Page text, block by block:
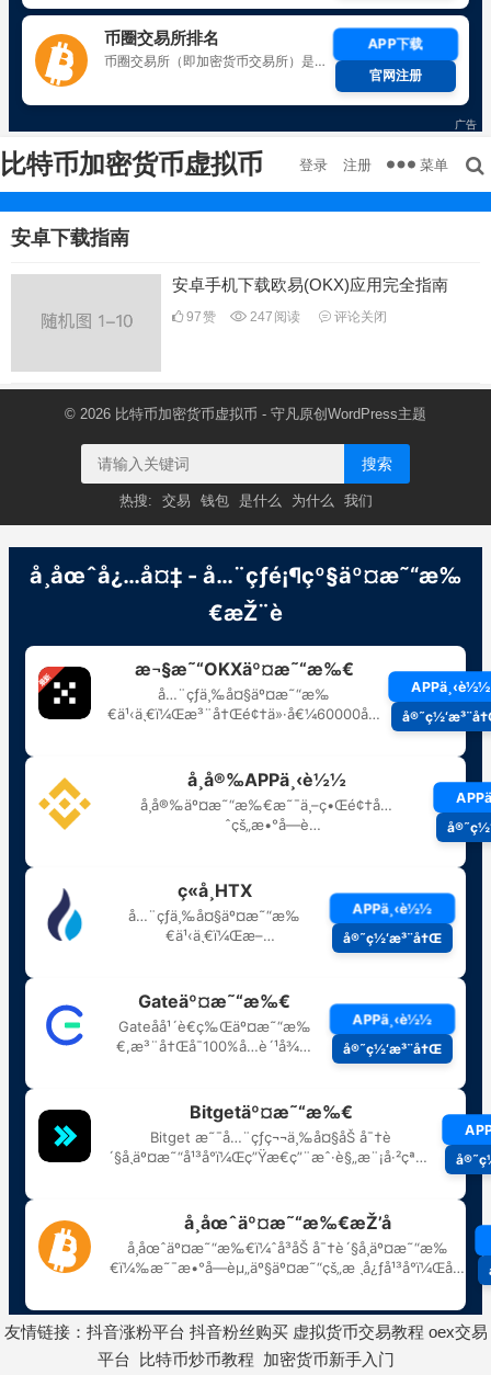
比特币加密货币虚拟币 登录 注册 菜单
安卓下载指南
安卓手机下载欧易(OKX)应用完全指南
97赞 247 阅读 评论关闭
© 2026 比特币加密货币虚拟币 - 守凡原创 WordPress主题
搜索
热搜: 交易 钱包 是什么 为什么 我们
友情链接： 抖音涨粉平台 抖音粉丝购买 虚拟货币交易教程 oex交易
平台
比特币炒币教程 加密货币新手入门